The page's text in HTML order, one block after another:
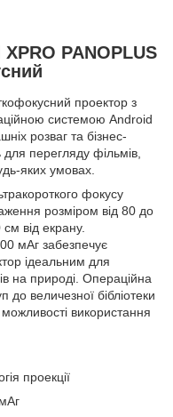
PANOPLUS
проектор з
системою Android
розваг та бізнес-
для перегляду фільмів,
яких умовах.
фокусу
розміром від 80 до
від екрану.
мАг забезпечує
ідеальним для
на природі. Операційна
до величезної бібліотеки
використання
проекції